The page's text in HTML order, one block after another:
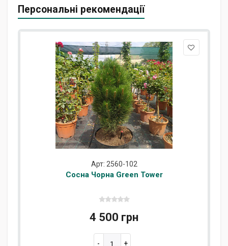
Персональні рекомендації
Арт: 2560-102
Сосна Чорна Green Tower
4 500 грн